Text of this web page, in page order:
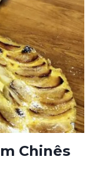
Chinês